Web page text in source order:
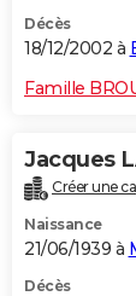
Décès
18/12/2002 à
Famille
Jacques
Créer une
Naissance
21/06/1939 à
Décès